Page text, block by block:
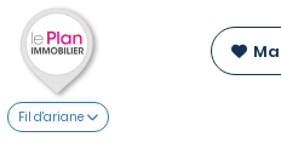
Fil d'ariane